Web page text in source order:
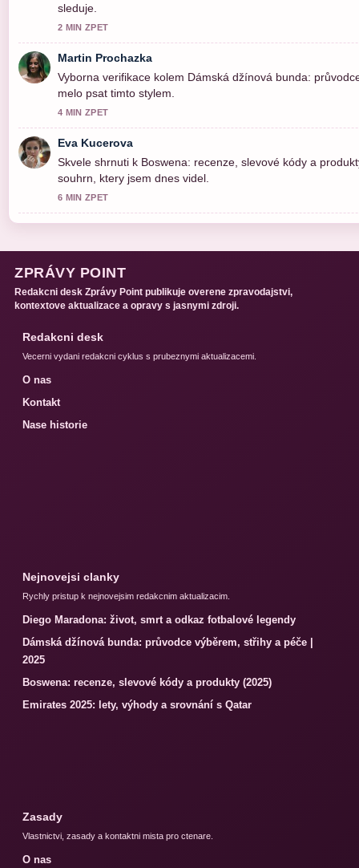
sleduje.
2 MIN ZPET
Martin Prochazka
Vyborna verifikace kolem Dámská džínová bunda:
melo psat timto stylem.
4 MIN ZPET
Eva Kucerova
Skvele shrnuti k Boswena: recenze, slevové kódy a
souhrn, ktery jsem dnes videl.
6 MIN ZPET
ZPRÁVY POINT
Redakcni desk Zprávy Point publikuje overene zpravodajstvi,
kontextove aktualizace a opravy s jasnymi zdroji.
Redakcni desk
Vecerni vydani redakcni cyklus s prubeznymi aktualizacemi.
O nas
Kontakt
Nase historie
Nejnovejsi clanky
Rychly pristup k nejnovejsim redakcnim aktualizacim.
Diego Maradona: život, smrt a odkaz fotbalové legendy
Dámská džínová bunda: průvodce výběrem, střihy a péče |
2025
Boswena: recenze, slevové kódy a produkty (2025)
Emirates 2025: lety, výhody a srovnání s Qatar
Zasady
Vlastnictvi, zasady a kontaktni mista pro ctenare.
O nas